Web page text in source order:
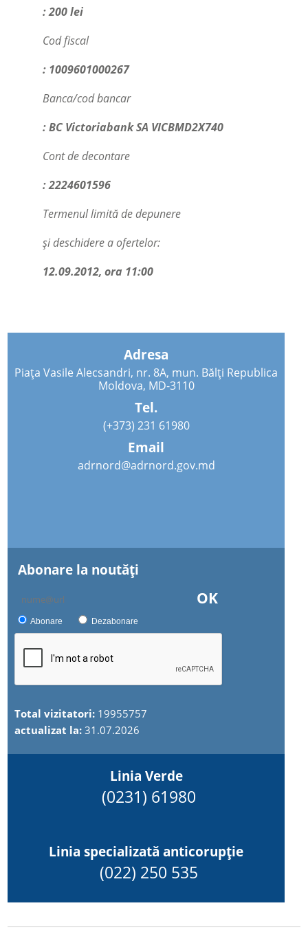
: 200 lei
Cod fiscal
: 1009601000267
Banca/cod bancar
: BC Victoriabank SA VICBMD2X740
Cont de decontare
: 2224601596
Termenul limită de depunere
și deschidere a ofertelor:
12.09.2012, ora 11:00
Adresa
Piața Vasile Alecsandri, nr. 8A, mun. Bălți Republica
Moldova, MD-3110
Tel.
(+373) 231 61980
Email
adrnord@adrnord.gov.md
Abonare la noutăţi
OK
Abonare Dezabonare
Total vizitatori: 19955757
actualizat la:31.07.2026
Linia Verde
(0231) 61980
Linia specializată anticorupție
(022) 250 535